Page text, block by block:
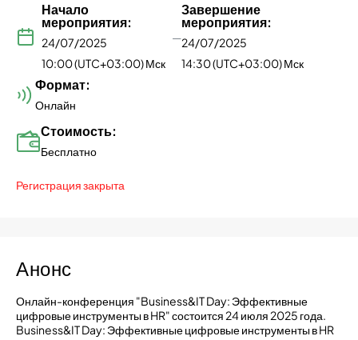
Регистрация закрыта
Начало
мероприятия:
24/07/2025
10:00 (UTC+03:00) Мск
—
Завершение
мероприятия:
24/07/2025
14:30 (UTC+03:00) Мск
Формат:
Онлайн
Стоимость:
Бесплатно
Анонс
Онлайн-конференция "Business&IT Day: Эффективные
цифровые инструменты в HR" состоится 24 июля 2025 года.
Business&IT Day: Эффективные цифровые инструменты в HR